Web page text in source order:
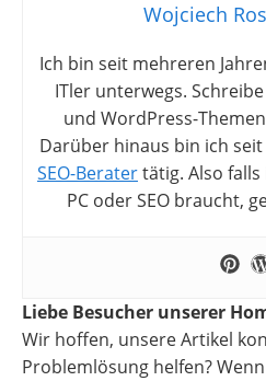
Wojciech
Ich bin seit mehreren
ITler unterwegs.
und WordPress-
Darüber hinaus bin ich
SEO-Beratertätig. Also
PC oder SEO braucht,
Liebe Besucher unserer
Wir hoffen, unsere Artikel
Problemlösung helfen?